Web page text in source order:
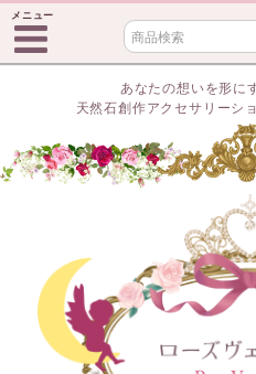
メニュー
あなたの想いを形に
天然石創作アクセサリーシ